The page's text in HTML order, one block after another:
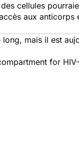
cellules
aux anticorps
mais il est
for